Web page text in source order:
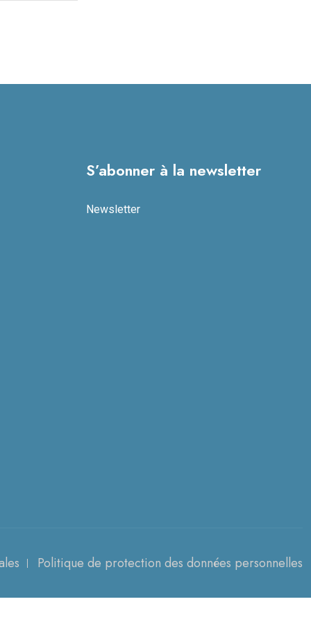
S’abonner à la newsletter
Newsletter
Politique de protection des données personnelles